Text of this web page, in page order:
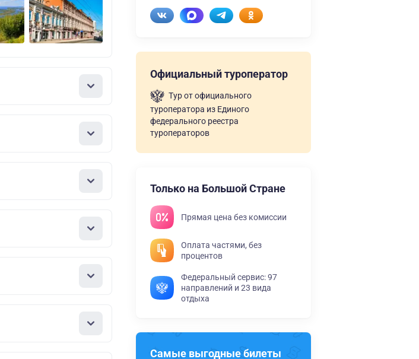
Официальный туроператор
Тур от официального
туроператора из Единого
федерального реестра
туроператоров
Только на Большой Стране
Прямая цена без комиссии
Оплата частями, без
процентов
Федеральный сервис: 97
направлений и 23 вида
отдыха
Самые выгодные билеты